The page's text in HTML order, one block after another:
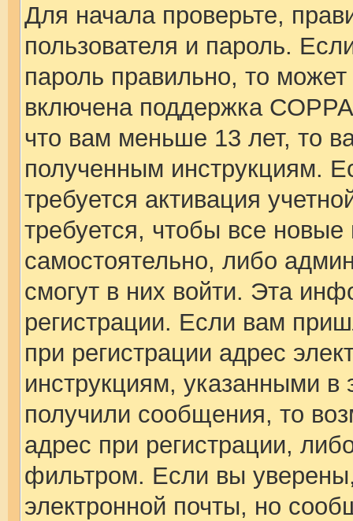
Для начала проверьте,
пользователя и пароль.
пароль правильно, то
включена поддержка
что вам меньше 13 лет, то
полученным инструкциям.
требуется активация
требуется, чтобы все
самостоятельно, либо
смогут в них войти. Эта
регистрации. Если вам
при регистрации адрес
инструкциям, указанными
получили сообщения, то
адрес при регистрации,
фильтром. Если вы
электронной почты, но